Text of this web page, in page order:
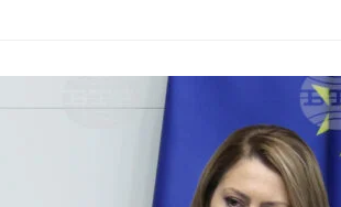
България на
Андрей Гюров в
–31.03.2026